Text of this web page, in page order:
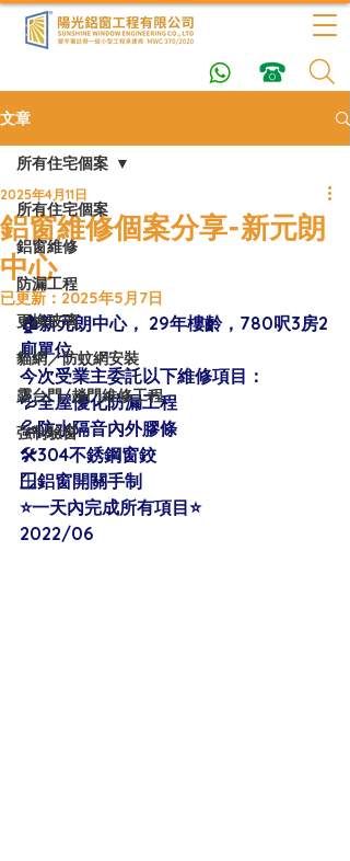
文章
所有住宅個案
鋁窗維修
防漏工程
更換玻璃
貓網／防蚊網安裝
露台門/趟門維修工程
強制驗窗
所有住宅個案
鋁窗維修個案分享-新元朗
中心
2025年4月11日
已更新： 2025年5月7日
🏠新元朗中心， 29年樓齡，780呎3房2
廁單位
今次受業主委託以下維修項目：
💦全屋優化防漏工程
💦防水隔音內外膠條
🛠304不銹鋼窗鉸
🪟鋁窗開關手制
⭐️一天內完成所有項目⭐️
2022/06